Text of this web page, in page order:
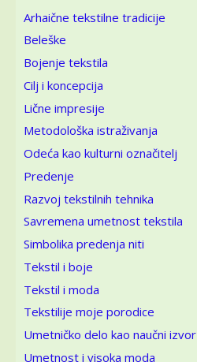
Arhaične tekstilne tradicije
Beleške
Bojenje tekstila
Cilj i koncepcija
Lične impresije
Metodološka istraživanja
Odeća kao kulturni označitelj
Predenje
Razvoj tekstilnih tehnika
Savremena umetnost tekstila
Simbolika predenja niti
Tekstil i boje
Tekstil i moda
Tekstilije moje porodice
Umetničko delo kao naučni izvor
Umetnost i visoka moda